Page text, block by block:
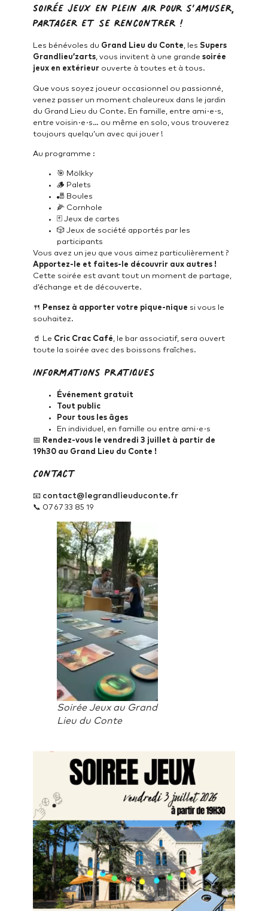
Soirée Jeux en plein air pour s’amuser,
partager et se rencontrer !
Les bénévoles du Grand Lieu du Conte, les Supers
Grandlieu’zarts, vous invitent à une grande soirée
jeux en extérieur ouverte à toutes et à tous.
Que vous soyez joueur occasionnel ou passionné,
venez passer un moment chaleureux dans le jardin
du Grand Lieu du Conte. En famille, entre ami·e·s,
entre voisin·e·s… ou même en solo, vous trouverez
toujours quelqu’un avec qui jouer !
Au programme :
🎯 Mölkky
🪵 Palets
🎳 Boules
🌽 Cornhole
🃏 Jeux de cartes
🎲 Jeux de société apportés par les
participants
Vous avez un jeu que vous aimez particulièrement ?
Apportez-le et faites-le découvrir aux autres !
Cette soirée est avant tout un moment de partage,
d’échange et de découverte.
🍴 Pensez à apporter votre pique-nique si vous le
souhaitez.
🥤 Le Cric Crac Café, le bar associatif, sera ouvert
toute la soirée avec des boissons fraîches.
Informations pratiques
Événement gratuit
Tout public
Pour tous les âges
En individuel, en famille ou entre ami·e·s
📅 Rendez-vous le vendredi 3 juillet à partir de
19h30 au Grand Lieu du Conte !
Contact
📧 contact@legrandlieuduconte.fr
📞 07 67 33 85 19
Soirée Jeux au Grand
Lieu du Conte